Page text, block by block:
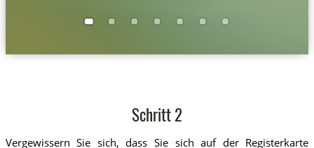
Schritt 2
Vergewissern Sie sich, dass Sie sich auf der Registerkarte